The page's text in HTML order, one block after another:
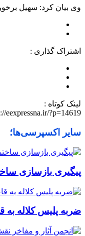
وی بیان کرد: سهیل برخوردار و
اشتراک گذاری :
لینک کوتاه :
eexpressna.ir/?p=14619
سایر اکسپرسی‌ها؛
پیگیری بازسازی
ضربه پلیس کلاله به قاچاقچیان